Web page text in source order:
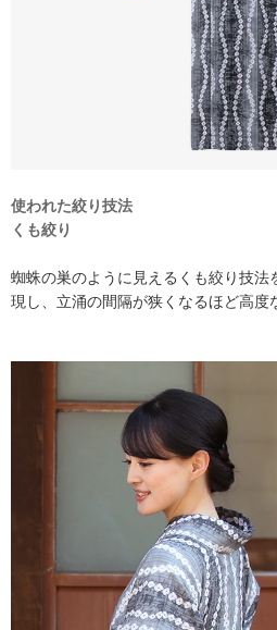
使われた絞り技法
くも絞り
蜘蛛の巣のように見えるくも絞り技法
現し、立涌の間隔が狭くなるほど高度